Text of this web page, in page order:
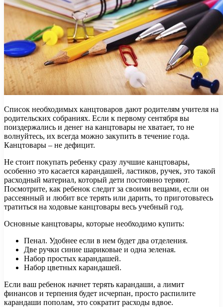
Список необходимых канцтоваров дают родителям учителя на
родительских собраниях. Если к первому сентября вы
поиздержались и денег на канцтовары не хватает, то не
волнуйтесь, их всегда можно закупить в течение года.
Канцтовары – не дефицит.
Не стоит покупать ребенку сразу лучшие канцтовары,
особенно это касается карандашей, ластиков, ручек, это такой
расходный материал, который дети постоянно теряют.
Посмотрите, как ребенок следит за своими вещами, если он
рассеянный и любит все терять или дарить, то приготовьтесь
тратиться на ходовые канцтовары весь учебный год.
Основные канцтовары, которые необходимо купить:
Пенал. Удобнее если в нем будет два отделения.
Две ручки синие шариковые и одна зеленая.
Набор простых карандашей.
Набор цветных карандашей.
Если ваш ребенок начнет терять карандаши, а лимит
финансов и терпения будет исчерпан, просто распилите
карандаши пополам, это сократит расходы вдвое.